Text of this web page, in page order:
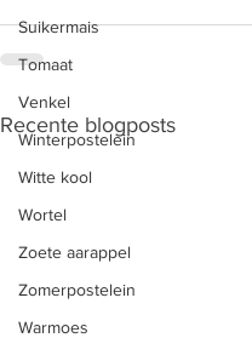
Suikermais
Tomaat
Venkel
Winterpostelein
Witte kool
Wortel
Zoete aarappel
Zomerpostelein
Warmoes
Recente blogposts